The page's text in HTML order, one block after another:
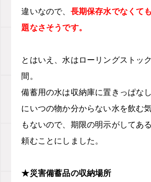
違いなので、 長期保存水でなくて
題なさそうです。
とはいえ、水はローリングストッ
間。
備蓄用の水は収納庫に置きっぱな
にいつの物か分からない水を飲む
もないので、期限の明示がしてあ
頼むことにしました。
★災害備蓄品の収納場所